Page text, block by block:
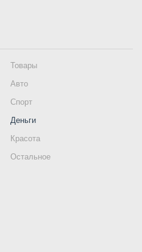
Товары
Авто
Спорт
Деньги
Красота
Остальное